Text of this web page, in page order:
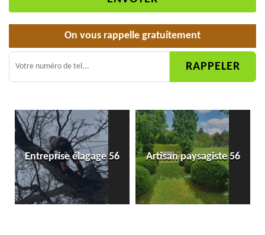
On vous rappelle gratuitement
Entreprise élagage 56 Artisan paysagiste 56